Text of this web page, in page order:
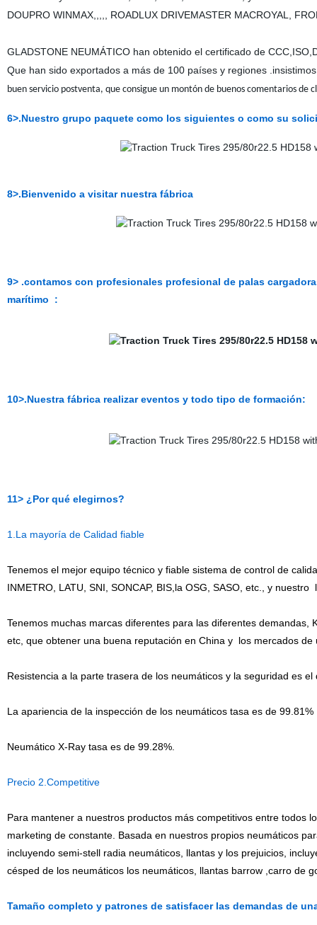
DOUPRO WINMAX,,,,, ROADLUX DRIVEMASTER MACROYAL,
GLADSTONE NEUMÁTICO han obtenido el certificado de
Que han sido exportados a más de 100 países y regiones .insistimos
buen servicio postventa, que consigue un montón de buenos comentarios de
6>.Nuestro grupo paquete como los siguientes o como su
8>.Bienvenido a visitar nuestra fábrica
9> .contamos con profesionales profesional de palas
marítimo
:
10>.Nuestra fábrica realizar eventos y todo tipo de formación:
11> ¿Por qué elegirnos?
1.La mayoría de Calidad fiable
Tenemos el mejor equipo técnico y fiable sistema de control de
INMETRO, LATU, SNI, SONCAP, BIS,la OSG, SASO, etc., y nuestro
Tenemos muchas marcas diferentes para las diferentes demandas,
etc, que obtener una buena reputación en China y los mercados de
Resistencia a la parte trasera de los neumáticos y la seguridad es
La apariencia de la inspección de los neumáticos tasa es de 99.81%
Neumático X-Ray tasa es de 99.28%.
Precio 2.Competitive
Para mantener a nuestros productos más competitivos entre todos
marketing de constante. Basada en nuestros propios neumáticos
incluyendo semi-stell radia neumáticos, llantas y los prejuicios,
césped de los neumáticos los neumáticos, llantas barrow ,carro de
Tamaño completo y patrones de satisfacer las demandas de